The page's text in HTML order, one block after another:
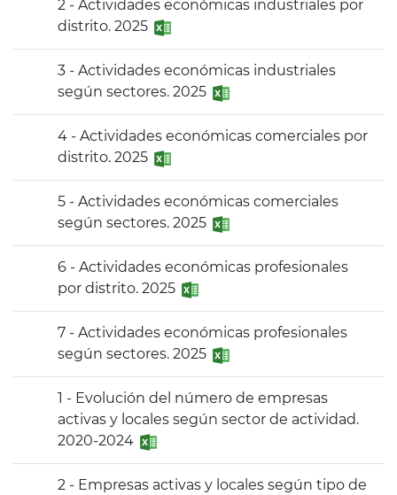
2 - Actividades económicas industriales por
distrito. 2025
3 - Actividades económicas industriales
según sectores. 2025
4 - Actividades económicas comerciales por
distrito. 2025
5 - Actividades económicas comerciales
según sectores. 2025
6 - Actividades económicas profesionales
por distrito. 2025
7 - Actividades económicas profesionales
según sectores. 2025
1 - Evolución del número de empresas
activas y locales según sector de actividad.
2020-2024
2 - Empresas activas y locales según tipo de